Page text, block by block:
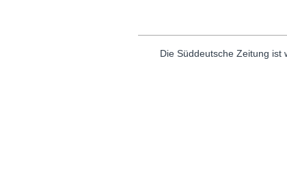
Die Süddeutsche Zeitung ist